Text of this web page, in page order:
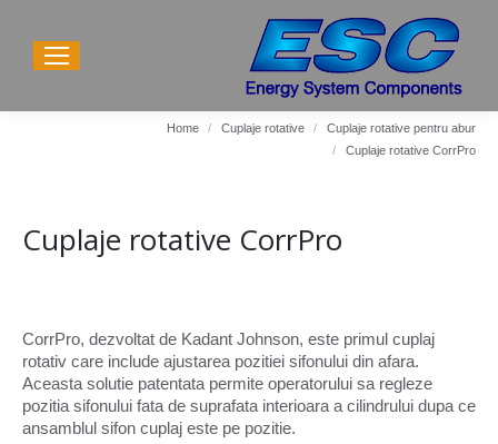
Home Cuplaje rotative
Cuplaje rotative pentru abur
Cuplaje rotative CorrPro
Cuplaje rotative CorrPro
CorrPro, dezvoltat de Kadant Johnson, este primul cuplaj
rotativ care include ajustarea pozitiei sifonului din afara.
Aceasta solutie patentata permite operatorului sa regleze
pozitia sifonului fata de suprafata interioara a cilindrului dupa ce
ansamblul sifon cuplaj este pe pozitie.